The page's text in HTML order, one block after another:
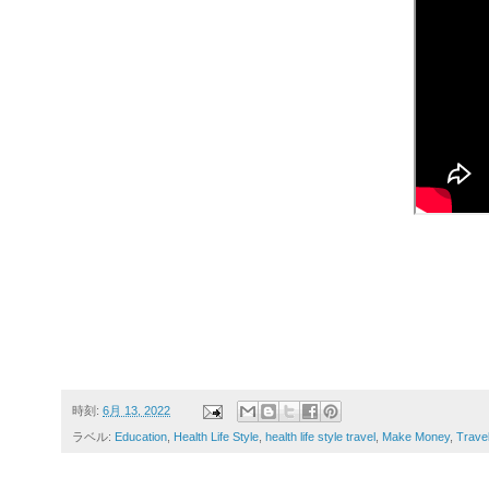
時刻: 6月 13, 2022
ラベル: Education Health Life Style health life style travel Make Money, Travel